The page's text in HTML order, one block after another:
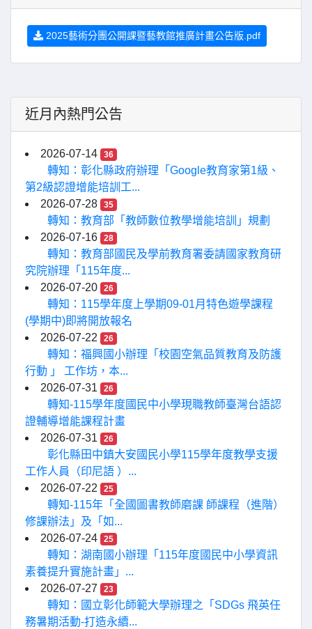
2025藝術分團公開課暨藝教館推廣計畫公告版.pdf
近月內熱門公告
2026-07-14 36
轉知：彰化縣政府辦理「Google教育家第1級、
第2級認證增能培訓工...
2026-07-28
35
轉知：教育部「教師數位教學增能培訓」規劃
2026-07-16
28
轉知：教育部國民及學前教育署委請國家教育研
究院辦理「115年度...
2026-07-20
26
轉知：115學年度上學期09-01月特色遊學課程
(學期中)即將開放報名
2026-07-22
26
轉知：福興國小辦理「校園空氣品質教育及防護
行動 」 工作坊，本...
2026-07-31
26
轉知-115學年度國民中小學現職教師臺灣台語認
證輔導增能課程計畫
2026-07-31
26
彰化縣田中鎮大安國民小學115學年度教學支援
工作人員（印尼語 ）...
2026-07-22
25
轉知-115年「全國圖書教師磨課 師課程（進階）
修課辦法」及「如...
2026-07-24
25
轉知：湖南國小辦理「115年度國民中小學資訊
素養提升實施計畫」...
2026-07-27
23
轉知：國立彰化師範大學辦理之「SDGs 飛英任
務暑期活動-打造永續...